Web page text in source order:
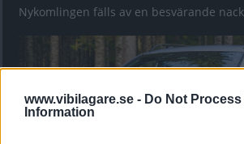
www.vibilagare.se - Do Not
Information
Nykomlingen fälls av en besvärande